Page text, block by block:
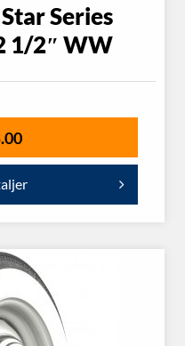
Series
1/2″ WW